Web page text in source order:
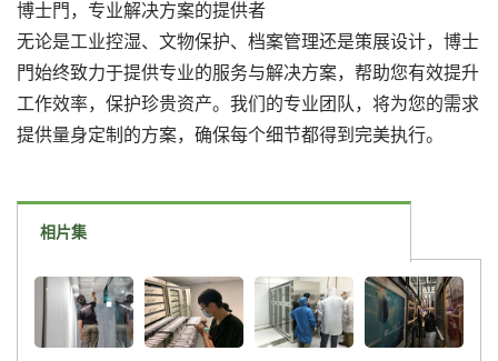
博士門，专业解决方案的提供者
无论是工业控湿、文物保护、档案管理还是策展设计，博士
門始终致力于提供专业的服务与解决方案，帮助您有效提升
工作效率，保护珍贵资产。我们的专业团队，将为您的需求
提供量身定制的方案，确保每个细节都得到完美执行。
相片集